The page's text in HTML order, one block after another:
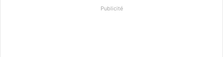
Publicité